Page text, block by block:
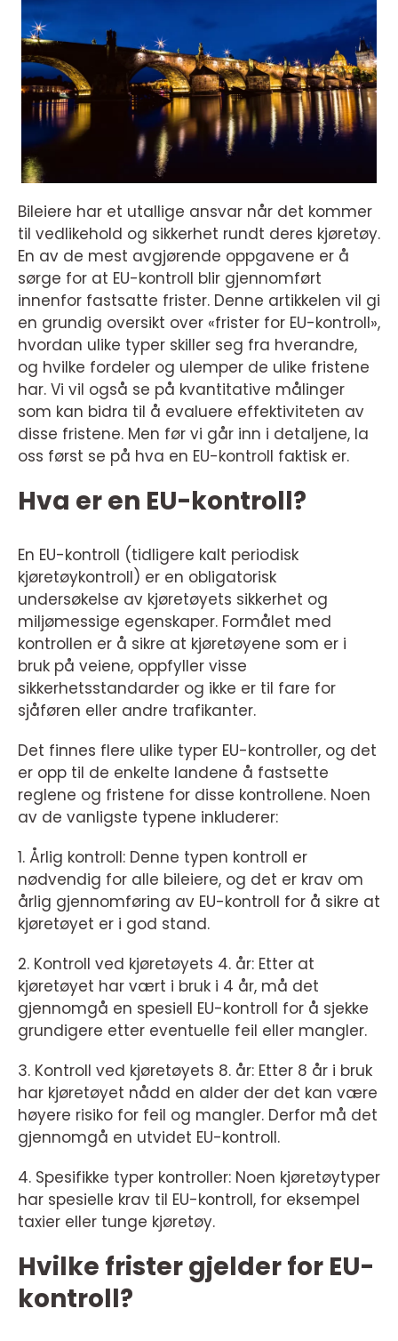
Bileiere har et utallige ansvar når det kommer
til vedlikehold og sikkerhet rundt deres kjøretøy.
En av de mest avgjørende oppgavene er å
sørge for at EU-kontroll blir gjennomført
innenfor fastsatte frister. Denne artikkelen vil gi
en grundig oversikt over «frister for EU-kontroll»,
hvordan ulike typer skiller seg fra hverandre,
og hvilke fordeler og ulemper de ulike fristene
har. Vi vil også se på kvantitative målinger
som kan bidra til å evaluere effektiviteten av
disse fristene. Men før vi går inn i detaljene, la
oss først se på hva en EU-kontroll faktisk er.
Hva er en EU-kontroll?
En EU-kontroll (tidligere kalt periodisk
kjøretøykontroll) er en obligatorisk
undersøkelse av kjøretøyets sikkerhet og
miljømessige egenskaper. Formålet med
kontrollen er å sikre at kjøretøyene som er i
bruk på veiene, oppfyller visse
sikkerhetsstandarder og ikke er til fare for
sjåføren eller andre trafikanter.
Det finnes flere ulike typer EU-kontroller, og det
er opp til de enkelte landene å fastsette
reglene og fristene for disse kontrollene. Noen
av de vanligste typene inkluderer:
1. Årlig kontroll: Denne typen kontroll er
nødvendig for alle bileiere, og det er krav om
årlig gjennomføring av EU-kontroll for å sikre at
kjøretøyet er i god stand.
2. Kontroll ved kjøretøyets 4. år: Etter at
kjøretøyet har vært i bruk i 4 år, må det
gjennomgå en spesiell EU-kontroll for å sjekke
grundigere etter eventuelle feil eller mangler.
3. Kontroll ved kjøretøyets 8. år: Etter 8 år i bruk
har kjøretøyet nådd en alder der det kan være
høyere risiko for feil og mangler. Derfor må det
gjennomgå en utvidet EU-kontroll.
4. Spesifikke typer kontroller: Noen kjøretøytyper
har spesielle krav til EU-kontroll, for eksempel
taxier eller tunge kjøretøy.
Hvilke frister gjelder for EU-
kontroll?